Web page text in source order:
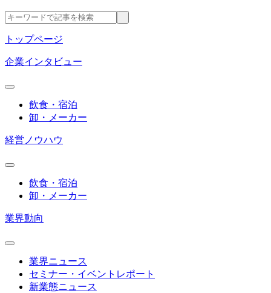
トップページ
企業インタビュー
飲食・宿泊
卸・メーカー
経営ノウハウ
飲食・宿泊
卸・メーカー
業界動向
業界ニュース
セミナー・イベントレポート
新業態ニュース